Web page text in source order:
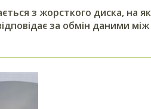
з жорсткого диска, на
за обмін даними